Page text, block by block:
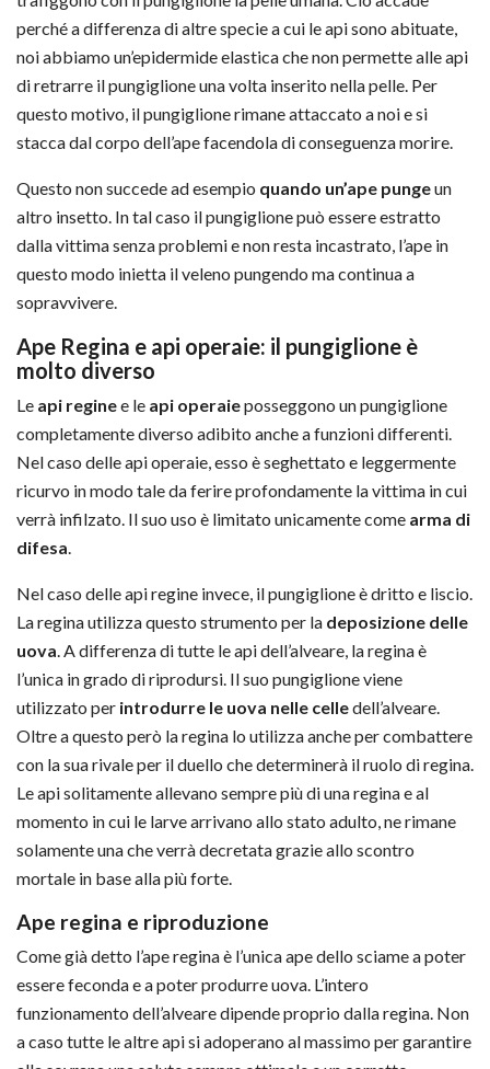
perché a differenza di altre specie a cui le api sono abituate,
noi abbiamo un’epidermide elastica che non permette alle api
di retrarre il pungiglione una volta inserito nella pelle. Per
questo motivo, il pungiglione rimane attaccato a noi e si
stacca dal corpo dell’ape facendola di conseguenza morire.
Questo non succede ad esempio quando un’ape pungeun
altro insetto. In tal caso il pungiglione può essere estratto
dalla vittima senza problemi e non resta incastrato, l’ape in
questo modo inietta il veleno pungendo ma continua a
sopravvivere.
Ape Regina e api operaie: il pungiglione è
molto diverso
Le api reginee le api operaieposseggono un pungiglione
completamente diverso adibito anche a funzioni differenti.
Nel caso delle api operaie, esso è seghettato e leggermente
ricurvo in modo tale da ferire profondamente la vittima in cui
verrà infilzato. Il suo uso è limitato unicamente come arma di
difesa.
Nel caso delle api regine invece, il pungiglione è dritto e liscio.
La regina utilizza questo strumento per la deposizione delle
uova. A differenza di tutte le api dell’alveare, la regina è
l’unica in grado di riprodursi. Il suo pungiglione viene
utilizzato per introdurre le uova nelle celledell’alveare.
Oltre a questo però la regina lo utilizza anche per combattere
con la sua rivale per il duello che determinerà il ruolo di regina.
Le api solitamente allevano sempre più di una regina e al
momento in cui le larve arrivano allo stato adulto, ne rimane
solamente una che verrà decretata grazie allo scontro
mortale in base alla più forte.
Ape regina e riproduzione
Come già detto l’ape regina è l’unica ape dello sciame a poter
essere feconda e a poter produrre uova. L’intero
funzionamento dell’alveare dipende proprio dalla regina. Non
a caso tutte le altre api si adoperano al massimo per garantire